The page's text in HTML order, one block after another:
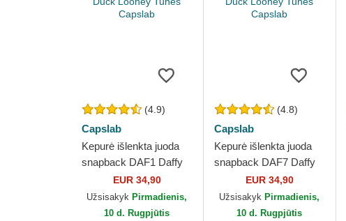
(4.9)
Capslab
Kepurė išlenkta juoda
snapback DAF1 Daffy
Duck Looney Tunes
Capslab
EUR 34,90
Užsisakyk Pirmadienis,
10 d. Rugpjūtis
(4.8)
Capslab
Kepurė išlenkta juoda
snapback DAF7 Daffy
Duck Looney Tunes
Capslab
EUR 34,90
Užsisakyk Pirmadienis,
10 d. Rugpjūtis